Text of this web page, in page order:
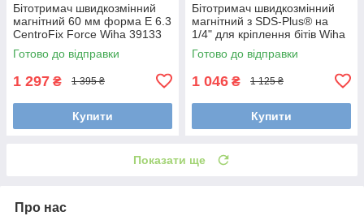
Бітотримач швидкозмінний
магнітний 60 мм форма E 6.3
CentroFix Force Wiha 39133
Готово до відправки
1 297 ₴ 1 395 ₴
Купити
Бітотримач швидкозмінний
магнітний з SDS-Plus® на
1/4" для кріплення бітів Wiha
26255
Готово до відправки
1 046 ₴ 1 125 ₴
Купити
Показати ще
Про нас